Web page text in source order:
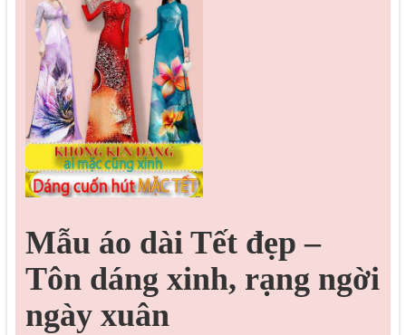
Mẫu áo dài Tết đẹp –
Tôn dáng xinh, rạng ngời
ngày xuân